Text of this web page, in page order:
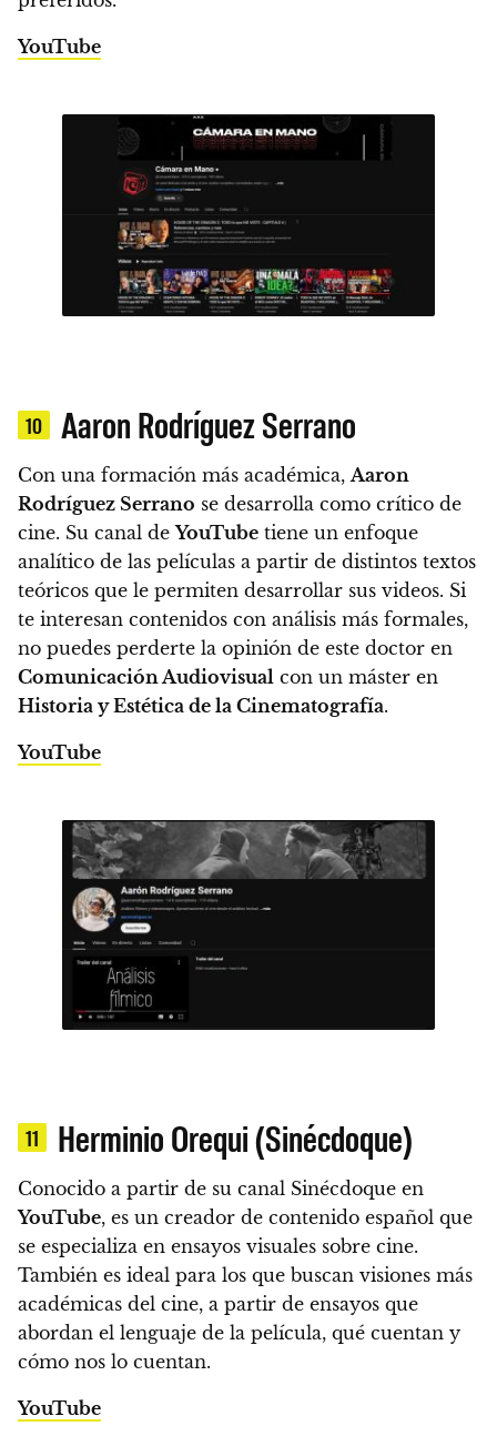
YouTube
10 Aaron Rodríguez Serrano
Con una formación más académica,Aaron
Rodríguez Serrano se desarrolla como crítico de
cine. Su canal deYouTube tiene un enfoque
analítico de las películas a partir de distintos textos
teóricos que le permiten desarrollar sus videos. Si
te interesan contenidos con análisis más formales,
no puedes perderte la opinión de este doctor en
Comunicación Audiovisual con un máster en
Historia y Estética de la Cinematografía.
YouTube
11 Herminio Orequi (Sinécdoque)
Conocido a partir de su canal Sinécdoque en
YouTube, es un creador de contenido español que
se especializa en ensayos visuales sobre cine.
También es ideal para los que buscan visiones más
académicas del cine, a partir de ensayos que
abordan el lenguaje de la película, qué cuentan y
cómo nos lo cuentan.
YouTube